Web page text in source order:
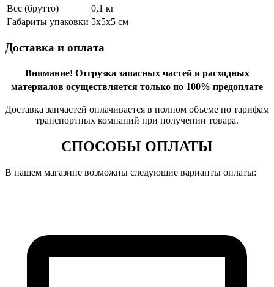
Вес (брутто)
0,1 кг
Габариты упаковки 5х5х5 см
Доставка и оплата
Внимание! Отгрузка запасных частей и расходных
материалов осуществляется только по 100% предоплате
Доставка запчастей оплачивается в полном объеме по тарифам
транспортных компаний при получении товара.
СПОСОБЫ ОПЛАТЫ
В нашем магазине возможны следующие варианты оплаты: